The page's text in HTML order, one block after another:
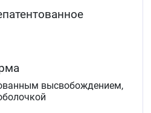
высвобождением,